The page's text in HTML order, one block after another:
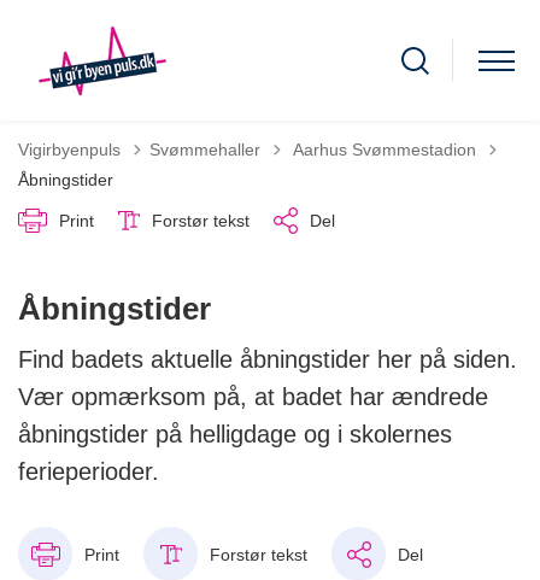
Vigirbyenpuls Svømmehaller Tilbage til
Aarhus Svømmestadion
Åbningstider
Print Forstør tekst Del
Åbningstider
Find badets aktuelle åbningstider her på siden.
Vær opmærksom på, at badet har ændrede
åbningstider på helligdage og i skolernes
ferieperioder.
Print Forstør tekst Del